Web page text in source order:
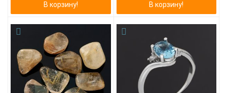
В корзину! В корзину!